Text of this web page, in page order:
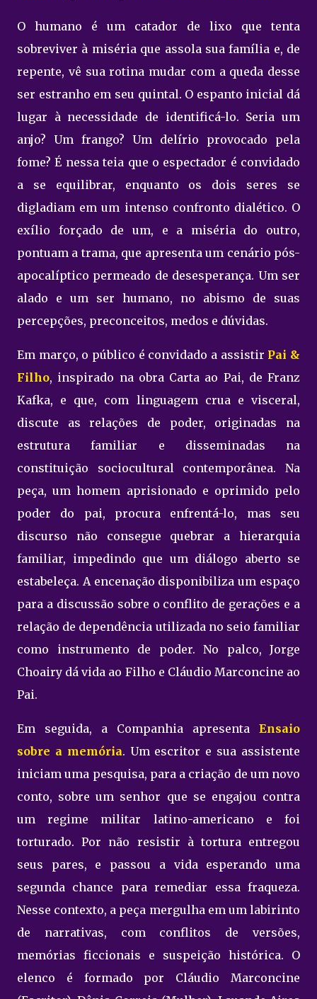
O humano é um catador de lixo que tenta
sobreviver à miséria que assola sua família e, de
repente, vê sua rotina mudar com a queda desse
ser estranho em seu quintal. O espanto inicial dá
lugar à necessidade de identificá-lo. Seria um
anjo? Um frango? Um delírio provocado pela
fome? É nessa teia que o espectador é convidado
a se equilibrar, enquanto os dois seres se
digladiam em um intenso confronto dialético. O
exílio forçado de um, e a miséria do outro,
pontuam a trama, que apresenta um cenário pós-
apocalíptico permeado de desesperança. Um ser
alado e um ser humano, no abismo de suas
percepções, preconceitos, medos e dúvidas.
Em março, o público é convidado a assistir Pai &
Filho, inspirado na obra Carta ao Pai, de Franz
Kafka, e que, com linguagem crua e visceral,
discute as relações de poder, originadas na
estrutura familiar e disseminadas na
constituição sociocultural contemporânea. Na
peça, um homem aprisionado e oprimido pelo
poder do pai, procura enfrentá-lo, mas seu
discurso não consegue quebrar a hierarquia
familiar, impedindo que um diálogo aberto se
estabeleça. A encenação disponibiliza um espaço
para a discussão sobre o conflito de gerações e a
relação de dependência utilizada no seio familiar
como instrumento de poder. No palco, Jorge
Choairy dá vida ao Filho e Cláudio Marconcine ao
Pai.
Em seguida, a Companhia apresenta Ensaio
sobre a memória. Um escritor e sua assistente
iniciam uma pesquisa, para a criação de um novo
conto, sobre um senhor que se engajou contra
um regime militar latino-americano e foi
torturado. Por não resistir à tortura entregou
seus pares, e passou a vida esperando uma
segunda chance para remediar essa fraqueza.
Nesse contexto, a peça mergulha em um labirinto
de narrativas, com conflitos de versões,
memórias ficcionais e suspeição histórica. O
elenco é formado por Cláudio Marconcine